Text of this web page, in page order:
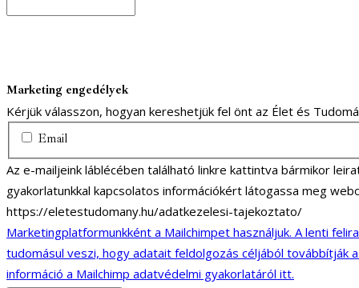
Marketing engedélyek
Kérjük válasszon, hogyan kereshetjük fel önt az Élet és
Email
Az e-mailjeink láblécében található linkre kattintva bármikor
gyakorlatunkkal kapcsolatos információkért látogassa meg
https://eletestudomany.hu/adatkezelesi-tajekoztato/
Marketingplatformunkként a Mailchimpet használjuk. A lenti
tudomásul veszi, hogy adatait feldolgozás céljából továbbítják
információ a Mailchimp adatvédelmi gyakorlatáról itt.